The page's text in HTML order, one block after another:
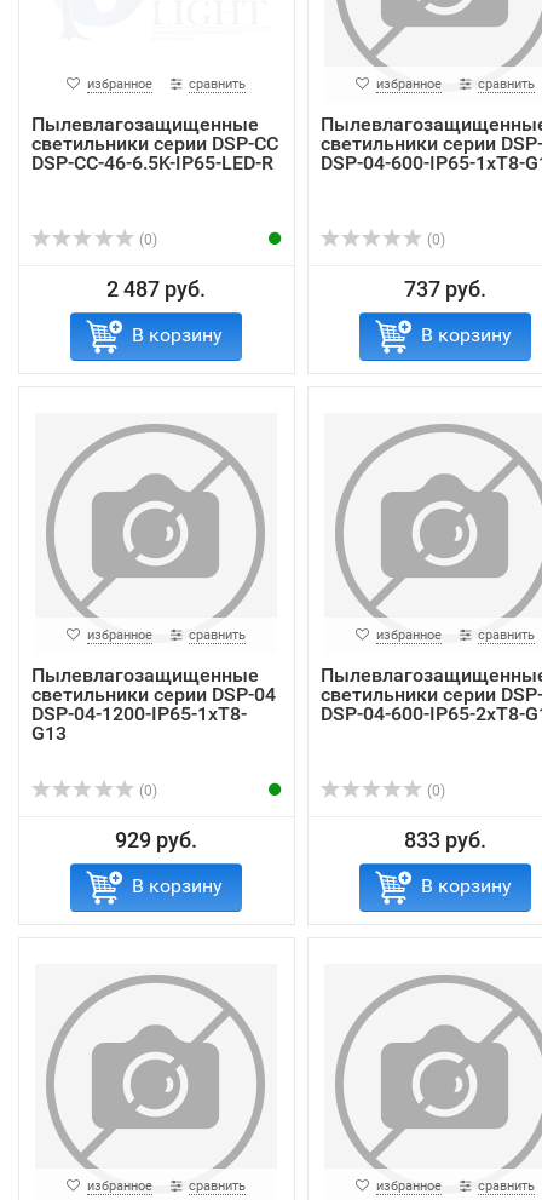
избранное сравнить
Пылевлагозащищенные
светильники серии DSP-CC
DSP-CC-46-6.5K-IP65-LED-R
(0)
2 487 руб.
В корзину
избранное сравнить
светильники серии
DSP-04-600-IP65-1хT8-
(0)
737 руб.
В корзину
избранное сравнить
Пылевлагозащищенные
светильники серии DSP-04
DSP-04-1200-IP65-1хT8-
G13
(0)
929 руб.
В корзину
избранное сравнить
светильники серии
DSP-04-600-IP65-2хT8-
(0)
833 руб.
В корзину
избранное сравнить избранное сравнить